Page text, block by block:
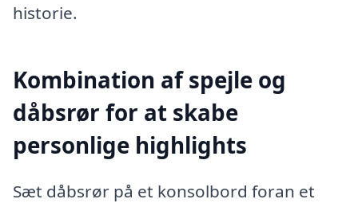
historie.
Kombination af spejle og
dåbsrør for at skabe
personlige highlights
Sæt dåbsrør på et konsolbord foran et